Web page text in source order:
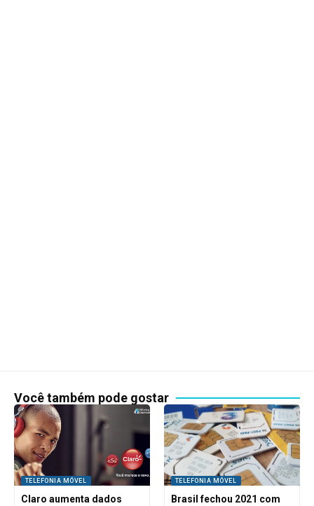
Você também pode gostar
TELEFONIA MÓVEL
Claro aumenta dados
TELEFONIA MÓVEL
Brasil fechou 2021 com